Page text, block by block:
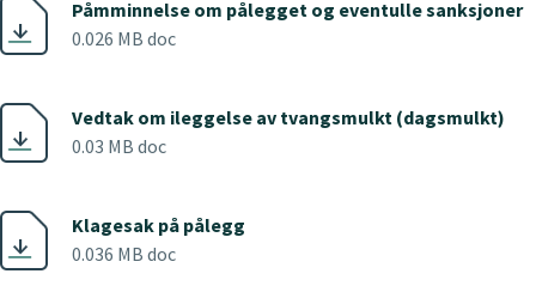
Påmminnelse om pålegget og eventulle sanksjoner
0.026 MB doc
Vedtak om ileggelse av tvangsmulkt (dagsmulkt)
0.03 MB doc
Klagesak på pålegg
0.036 MB doc